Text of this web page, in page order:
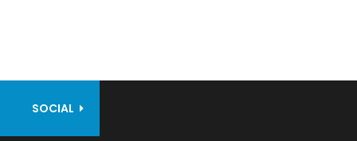
SOCIAL